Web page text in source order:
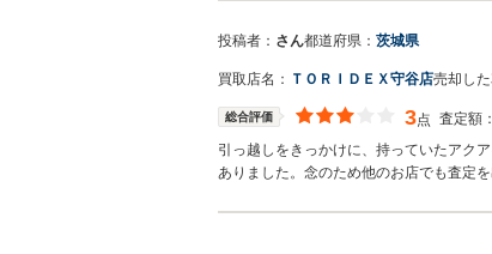
投稿者： さん都道府県： 茨城県
買取店名： ＴＯＲＩＤＥＸ守谷店売却した
総合評価 3点 査定額：
引っ越しをきっかけに、持っていたアク
ありました。念のため他のお店でも査定